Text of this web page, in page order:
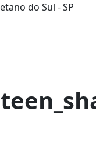
do Sul - SP